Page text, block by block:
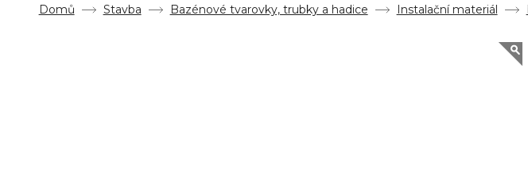
Domů Stavba Bazénové tvarovky, trubky a hadice Instalační materiál